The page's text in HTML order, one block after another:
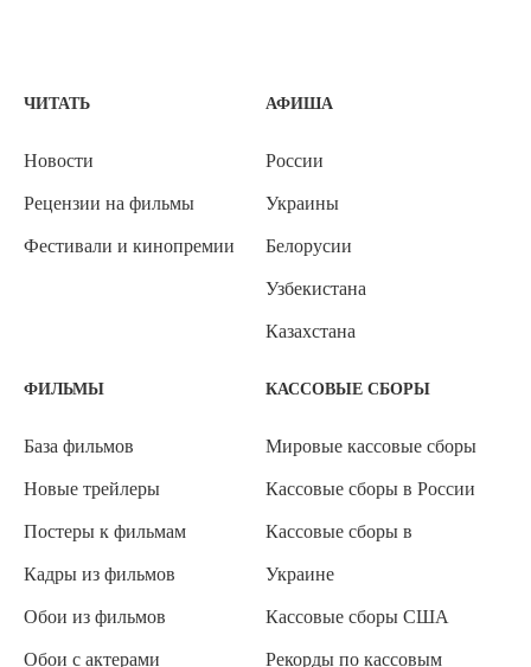
ЧИТАТЬ
Новости
Рецензии на фильмы
Фестивали и кинопремии
АФИША
России
Украины
Белорусии
Узбекистана
Казахстана
ФИЛЬМЫ
База фильмов
Новые трейлеры
Постеры к фильмам
Кадры из фильмов
Обои из фильмов
Обои с актерами
КАССОВЫЕ СБОРЫ
Мировые кассовые сборы
Кассовые сборы в России
Кассовые сборы в
Украине
Кассовые сборы США
Рекорды по кассовым